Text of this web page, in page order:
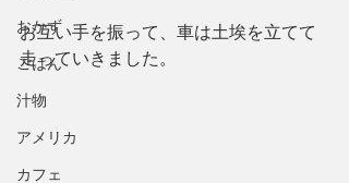
おかず
ごはん
汁物
アメリカ
カフェ
お互い手を振って、車は土埃を立てて
走っていきました。